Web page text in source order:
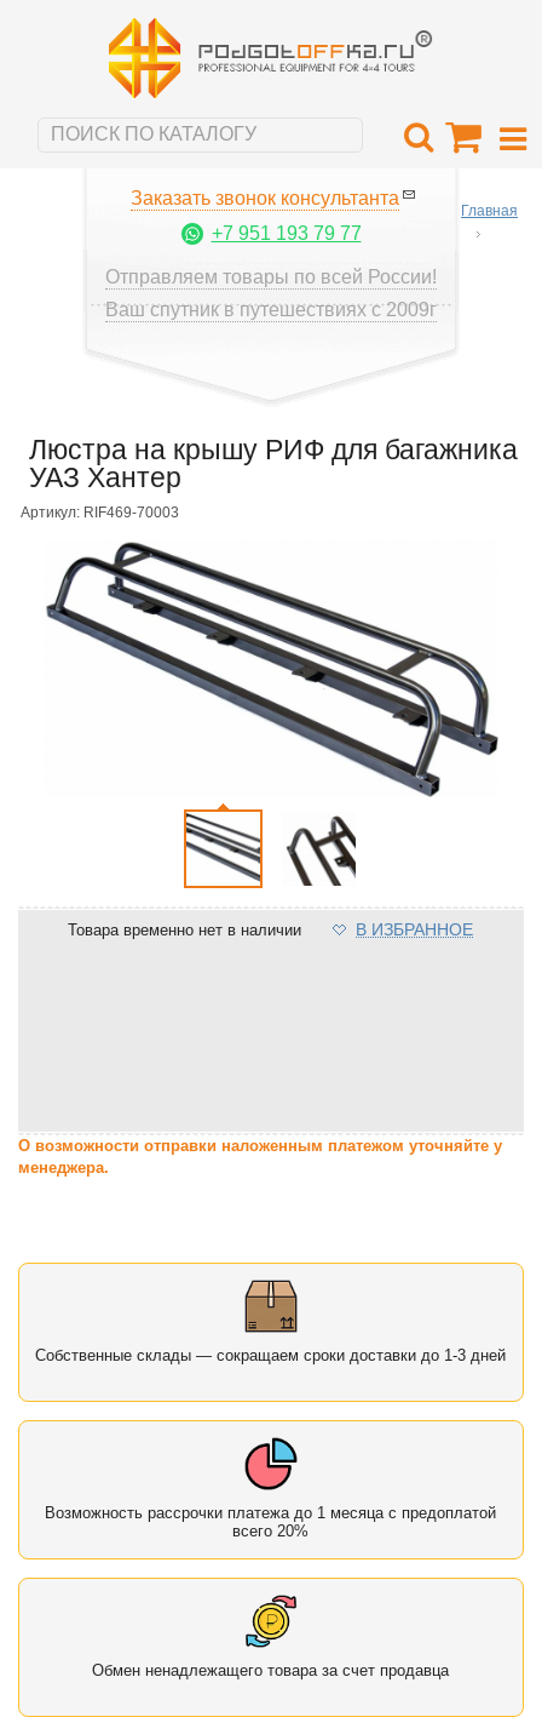
Заказать звонок консультанта
+7 951 193 79 77
Отправляем товары по всей России!
Ваш спутник в путешествиях с 2009г
Главная
Люстра на крышу РИФ для багажника
УАЗ Хантер
Артикул: RIF469-70003
Товара временно нет в наличии В ИЗБРАННОЕ
О возможности отправки наложенным платежом уточняйте у
менеджера.
Собственные склады — сокращаем сроки доставки до 1-3 дней
Возможность рассрочки платежа до 1 месяца с предоплатой
всего 20%
Обмен ненадлежащего товара за счет продавца